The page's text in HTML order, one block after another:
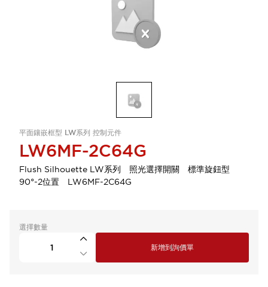
平面鑲嵌框型 LW系列 控制元件
LW6MF-2C64G
Flush Silhouette LW系列 照光選擇開關 標準旋鈕型
90°-2位置 LW6MF-2C64G
選擇數量
新增到詢價單